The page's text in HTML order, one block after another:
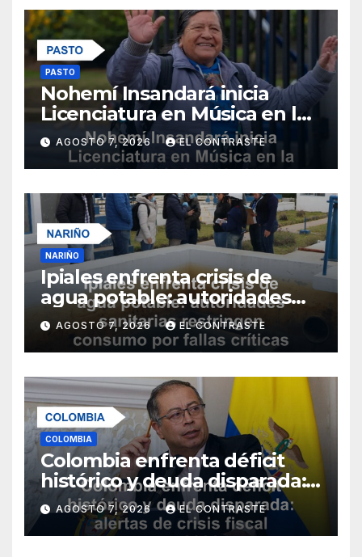
PASTO
Nohemí Insandará inicia
Licenciatura en Música en la
Universidad de Nariño
AGOSTO 7, 2026 EL CONTRASTE
NARIÑO
Ipiales enfrenta crisis de
agua potable: autoridades
sanitarias restringen
consumo por fallas críticas
en tratamiento
AGOSTO 7, 2026 EL CONTRASTE
COLOMBIA
Colombia enfrenta déficit
histórico y deuda disparada:
alertas de crisis fiscal para
2026
AGOSTO 7, 2026 EL CONTRASTE